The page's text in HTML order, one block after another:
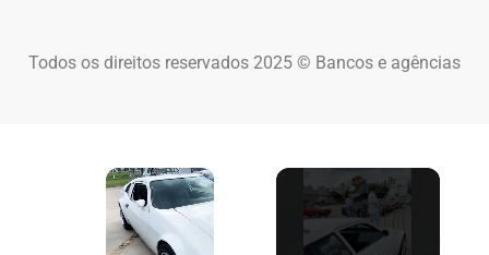
Todos os direitos reservados 2025 © Bancos e agências
×